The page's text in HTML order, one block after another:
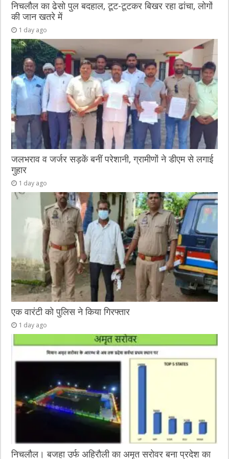
निचलौल का ढेसो पुल बदहाल, टूट-टूटकर बिखर रहा ढांचा, लोगों
की जान खतरे में
1 day ago
जलभराव व जर्जर सड़कें बनीं परेशानी, ग्रामीणों ने डीएम से लगाई
गुहार
1 day ago
एक वारंटी को पुलिस ने किया गिरफ्तार
1 day ago
निचलौल। बजहा उर्फ अहिरौली का अमृत सरोवर बना प्रदेश का